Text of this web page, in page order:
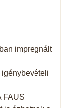
impregnált
igénybevételi
FAUS